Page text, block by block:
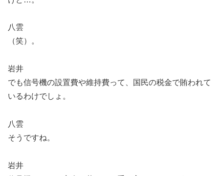
八雲
（笑）。
岩井
でも信号機の設置費や維持費って、国民の税金で賄われて
いるわけでしょ。
八雲
そうですね。
岩井